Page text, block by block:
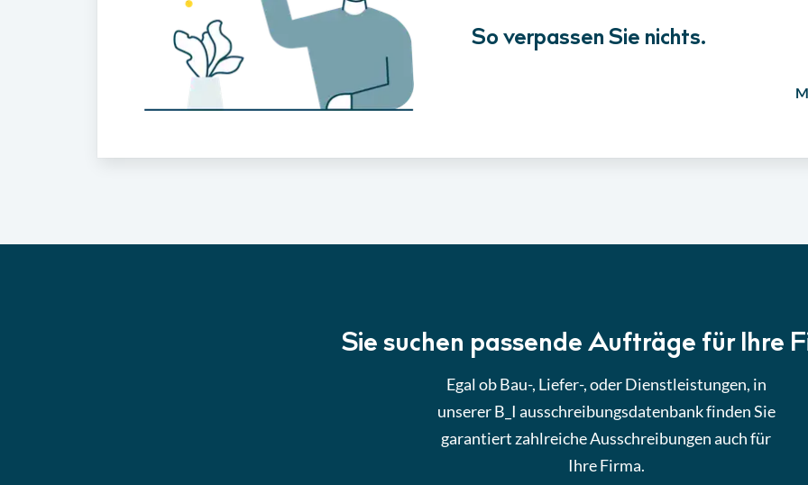
So verpassen Sie nichts.
Sie suchen passende Aufträge für Ihre
Egal ob Bau-, Liefer-, oder Dienstleistungen, in
unserer B_I ausschreibungsdatenbank finden Sie
garantiert zahlreiche Ausschreibungen auch für
Ihre Firma.